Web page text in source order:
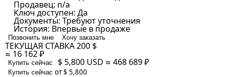
Продавец: n/a
Ключ доступен: Да
Документы: Требуют уточнения
История: Впервые в продаже
Позвонить мне Хочу заказать
ТЕКУЩАЯ СТАВКА200 $
≈ 16 162 ₽
Купить сейчас $ 5,800 USD ≈ 468 689 ₽
Купить сейчас от $ 5,800